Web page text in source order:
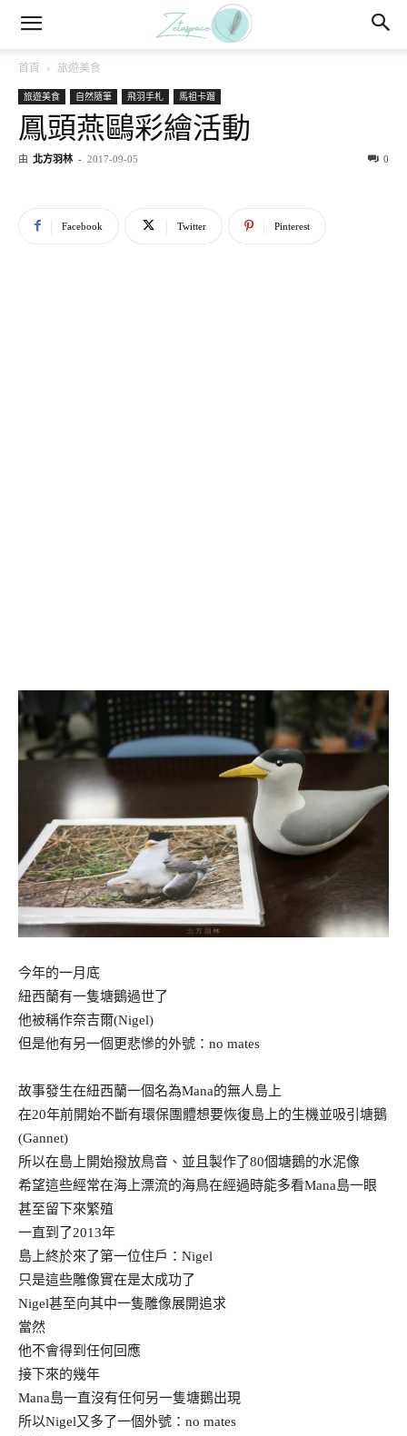
首頁 旅遊美食
旅遊美食 自然隨筆 飛羽手札 馬祖卡蹓
鳳頭燕鷗彩繪活動
由 北方羽林 - 2017-09-05 0
Facebook Twitter Pinterest
今年的一月底
紐西蘭有一隻塘鵝過世了
他被稱作奈吉爾(Nigel)
但是他有另一個更悲慘的外號：no mates
故事發生在紐西蘭一個名為Mana的無人島上
在20年前開始不斷有環保團體想要恢復島上的生機並吸引塘鵝
(Gannet)
所以在島上開始撥放鳥音、並且製作了80個塘鵝的水泥像
希望這些經常在海上漂流的海鳥在經過時能多看Mana島一眼
甚至留下來繁殖
一直到了2013年
島上終於來了第一位住戶：Nigel
只是這些雕像實在是太成功了
Nigel甚至向其中一隻雕像展開追求
當然
他不會得到任何回應
接下來的幾年
Mana島一直沒有任何另一隻塘鵝出現
所以Nigel又多了一個外號：no mates